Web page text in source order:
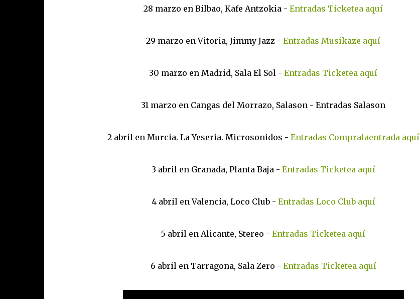
28 marzo en Bilbao, Kafe Antzokia - Entradas Ticketea aquí
29 marzo en Vitoria, Jimmy Jazz - Entradas Musikaze aquí
30 marzo en Madrid, Sala El Sol - Entradas Ticketea aquí
31 marzo en Cangas del Morrazo, Salason - Entradas Salason
2 abril en Murcia. La Yeseria. Microsonidos - Entradas Compralaentrada aquí
3 abril en Granada, Planta Baja - Entradas Ticketea aquí
4 abril en Valencia, Loco Club - Entradas Loco Club aquí
5 abril en Alicante, Stereo - Entradas Ticketea aquí
6 abril en Tarragona, Sala Zero - Entradas Ticketea aquí